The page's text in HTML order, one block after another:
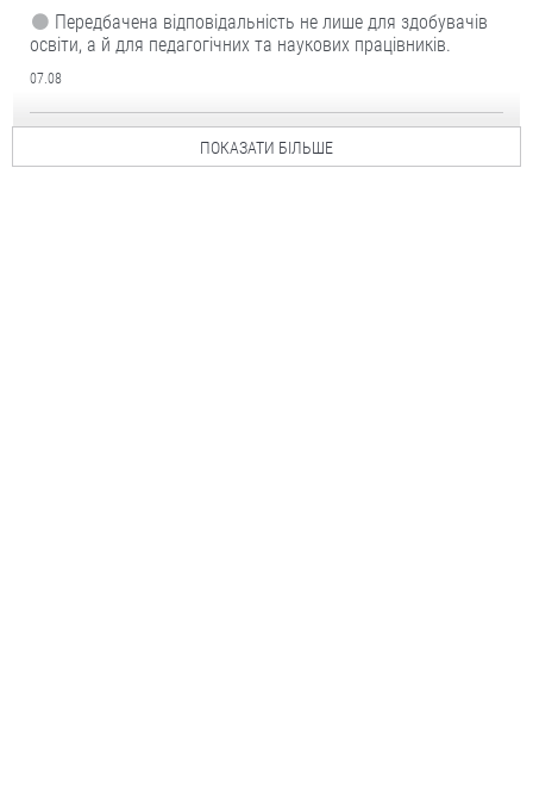
Передбачена відповідальність не лише для здобувачів
освіти, а й для педагогічних та наукових працівників.
07.08
ПОКАЗАТИ БІЛЬШЕ